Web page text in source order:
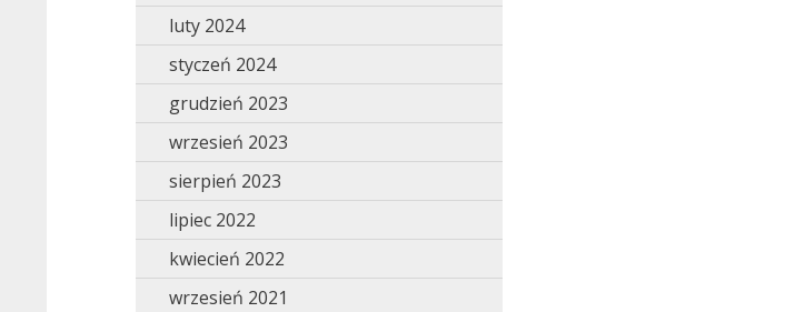
luty 2024
styczeń 2024
grudzień 2023
wrzesień 2023
sierpień 2023
lipiec 2022
kwiecień 2022
wrzesień 2021